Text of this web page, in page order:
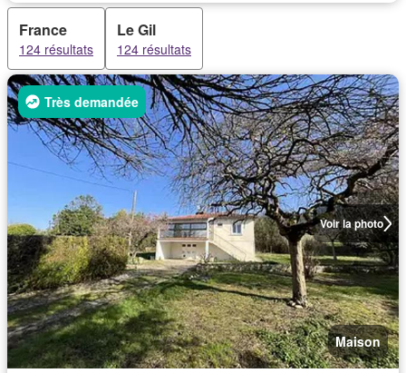
France
124 résultats
Le Gil
124 résultats
Voir la photo
Très demandée
Maison